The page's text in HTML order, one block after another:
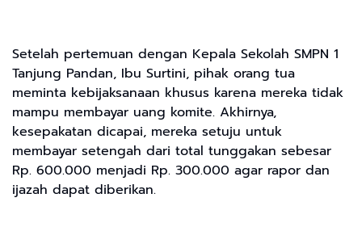
Setelah pertemuan dengan Kepala Sekolah SMPN 1
Tanjung Pandan, Ibu Surtini, pihak orang tua
meminta kebijaksanaan khusus karena mereka tidak
mampu membayar uang komite. Akhirnya,
kesepakatan dicapai, mereka setuju untuk
membayar setengah dari total tunggakan sebesar
Rp. 600.000 menjadi Rp. 300.000 agar rapor dan
ijazah dapat diberikan.